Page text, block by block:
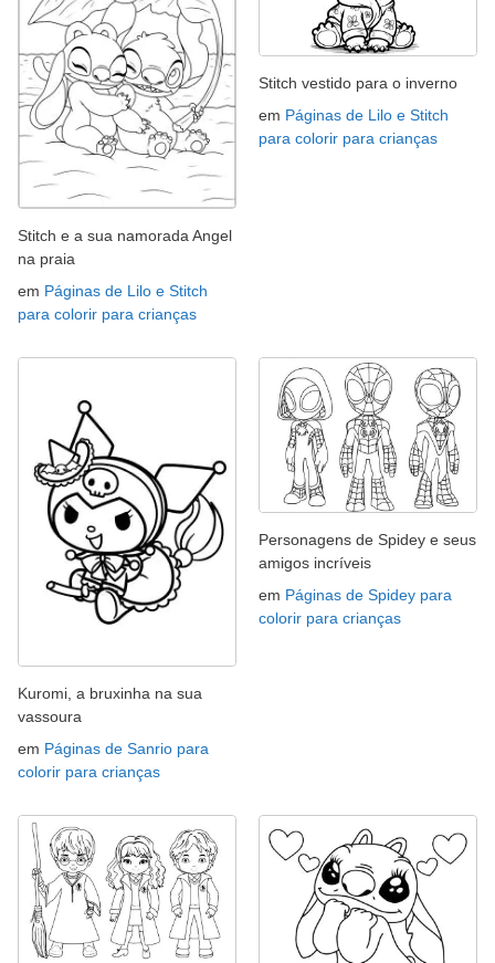
Stitch e a sua namorada Angel
na praia
em Páginas de Lilo e Stitch
para colorir para crianças
Stitch vestido para o inverno
em Páginas de Lilo e Stitch
para colorir para crianças
Kuromi, a bruxinha na sua
vassoura
em Páginas de Sanrio para
colorir para crianças
Personagens de Spidey e seus
amigos incríveis
em Páginas de Spidey para
colorir para crianças